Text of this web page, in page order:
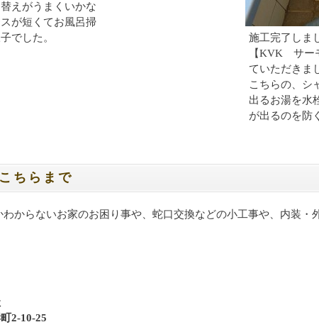
えがうまくいかな
が短くてお風呂掃
でした。
施工完了しま
【KVK サー
ていただきま
こちらの、シ
出るお湯を水
が出るのを防
ちらまで
わからないお家のお困り事や、蛇口交換などの小工事や、内装・
2-10-25